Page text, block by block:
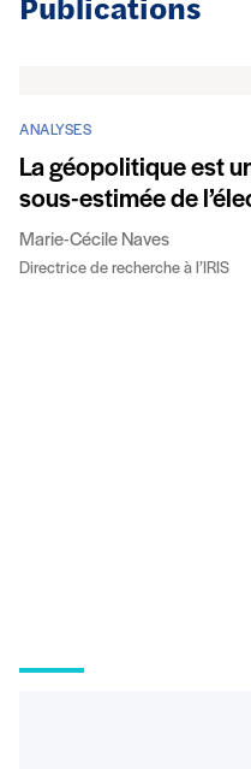
Publications
ANALYSES
La géopolitique est
sous-estimée de
Marie-Cécile Naves
Directrice de recherche à l’IRIS